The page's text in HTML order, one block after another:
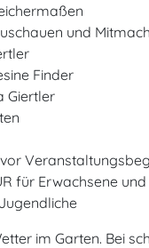
und
Finder
Giertler
für Erwachsene
im Garten. Bei